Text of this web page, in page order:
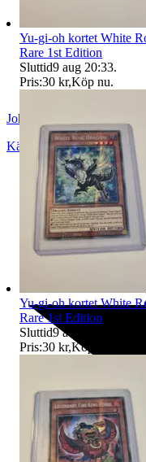
Johan665
Kävlinge,Sverige
Yu-gi-oh kortet White
Rare 1st Edition
Sluttid9 aug 20:33.
Pris:30 kr,Köp nu.
Yu-gi-oh kortet White
Rare 1st Edition
Sluttid9 aug 20:33
Pris:30 kr,Köp nu